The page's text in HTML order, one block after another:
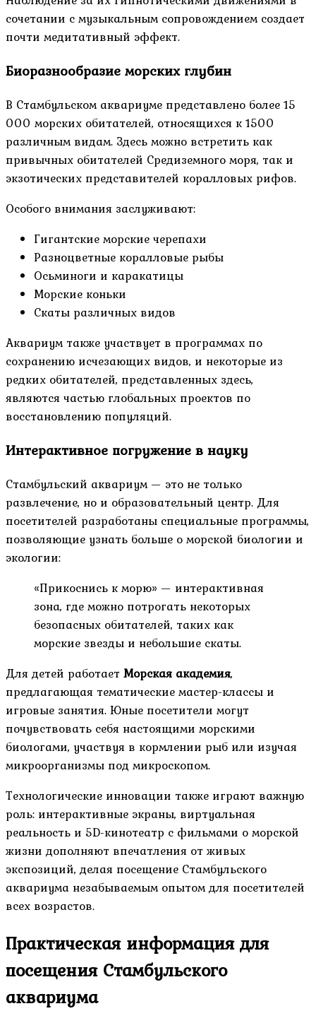
сочетании с музыкальным сопровождением создает
почти медитативный эффект.
Биоразнообразие морских глубин
В Стамбульском аквариуме представлено более 15
000 морских обитателей, относящихся к 1500
различным видам. Здесь можно встретить как
привычных обитателей Средиземного моря, так и
экзотических представителей коралловых рифов.
Особого внимания заслуживают:
Гигантские морские черепахи
Разноцветные коралловые рыбы
Осьминоги и каракатицы
Морские коньки
Скаты различных видов
Аквариум также участвует в программах по
сохранению исчезающих видов, и некоторые из
редких обитателей, представленных здесь,
являются частью глобальных проектов по
восстановлению популяций.
Интерактивное погружение в науку
Стамбульский аквариум — это не только
развлечение, но и образовательный центр. Для
посетителей разработаны специальные программы,
позволяющие узнать больше о морской биологии и
экологии:
«Прикоснись к морю» — интерактивная
зона, где можно потрогать некоторых
безопасных обитателей, таких как
морские звезды и небольшие скаты.
Для детей работает Морская академия,
предлагающая тематические мастер-классы и
игровые занятия. Юные посетители могут
почувствовать себя настоящими морскими
биологами, участвуя в кормлении рыб или изучая
микроорганизмы под микроскопом.
Технологические инновации также играют важную
роль: интерактивные экраны, виртуальная
реальность и 5D-кинотеатр с фильмами о морской
жизни дополняют впечатления от живых
экспозиций, делая посещение Стамбульского
аквариума незабываемым опытом для посетителей
всех возрастов.
Практическая информация для
посещения Стамбульского
аквариума